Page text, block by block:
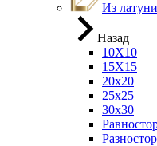
Из латуни
Назад
10Х10
15Х15
20х20
25х25
30х30